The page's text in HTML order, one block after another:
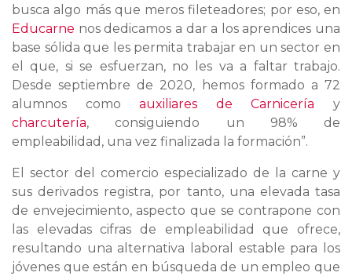
busca algo más que meros fileteadores; por eso, en
Educarne nos dedicamos a dar a los aprendices una
base sólida que les permita trabajar en un sector en
el que, si se esfuerzan, no les va a faltar trabajo.
Desde septiembre de 2020, hemos formado a 72
alumnos comoauxiliares de Carnicería y
charcutería, consiguiendo un 98% de
empleabilidad, una vez finalizada la formación”.
El sector del comercio especializado de la carne y
sus derivados registra, por tanto, una elevada tasa
de envejecimiento, aspecto que se contrapone con
las elevadas cifras de empleabilidad que ofrece,
resultando una alternativa laboral estable para los
jóvenes que están en búsqueda de un empleo que